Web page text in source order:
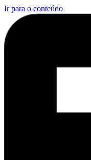
Ir para o conteúdo